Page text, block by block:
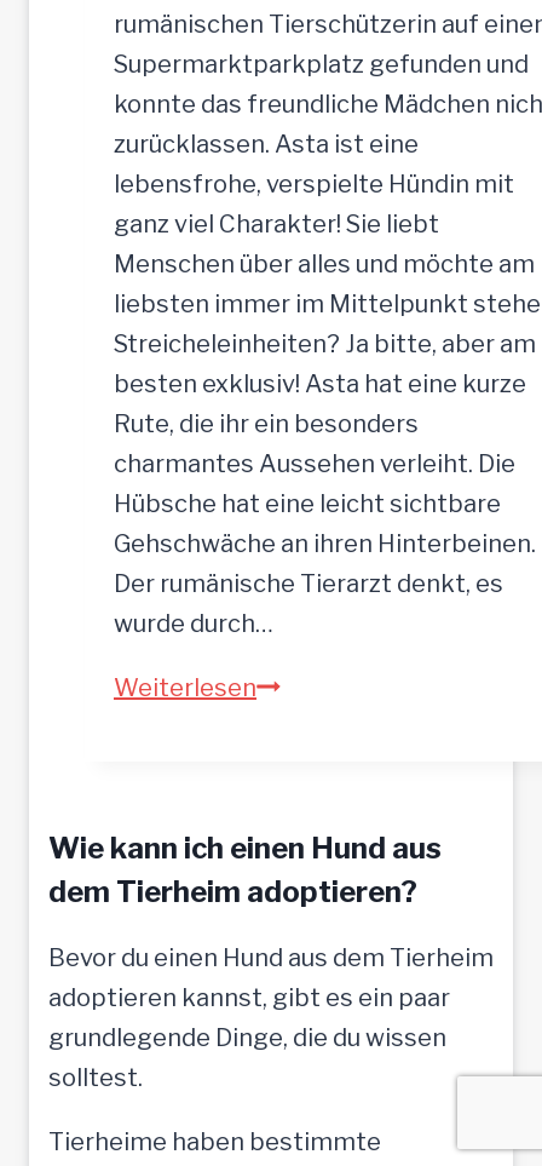
rumänischen Tierschützerin auf
Supermarktparkplatz gefunden und
konnte das freundliche Mädchen
zurücklassen. Asta ist eine
lebensfrohe, verspielte Hündin mit
ganz viel Charakter! Sie liebt
Menschen über alles und möchte am
liebsten immer im Mittelpunkt
Streicheleinheiten? Ja bitte, aber am
besten exklusiv! Asta hat eine kurze
Rute, die ihr ein besonders
charmantes Aussehen verleiht. Die
Hübsche hat eine leicht sichtbare
Gehschwäche an ihren Hinterbeinen.
Der rumänische Tierarzt denkt, es
wurde durch…
WeiterlesenASTA
tolle
Menschen
Wie kann ich einen Hund aus
dem Tierheim adoptieren?
Bevor du einen Hund aus dem Tierheim
adoptieren kannst, gibt es ein paar
grundlegende Dinge, die du wissen
solltest.
Tierheime haben bestimmte